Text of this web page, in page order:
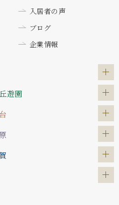
入居者の声
ブログ
企業情報
遊園